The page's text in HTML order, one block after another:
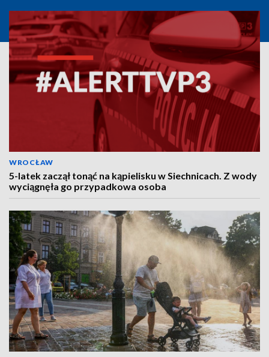
WROCŁAW
5-latek zaczął tonąć na kąpielisku w Siechnicach. Z wody
wyciągnęła go przypadkowa osoba